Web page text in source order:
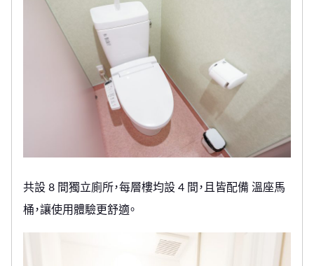
共設 8 間獨立廁所，每層樓均設 4 間，且皆配備 溫座馬
桶，讓使用體驗更舒適。